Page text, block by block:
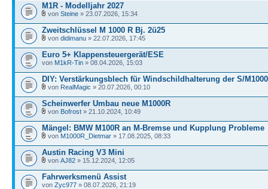
M1R - Modelljahr 2027
von Steine » 23.07.2026, 15:34
Zweitschlüssel M 1000 R Bj. 2ü25
von didimanu » 22.07.2026, 17:45
Euro 5+ Klappensteuergerät/ESE
von M1kR-Tin » 08.04.2026, 15:03
DIY: Verstärkungsblech für Windschildhalterung der S/
von RealMagic » 20.07.2026, 00:10
Scheinwerfer Umbau neue M1000R
von Bofrost » 21.10.2024, 10:49
Mängel: BMW M100R an M-Bremse und Kupplung Probleme
von M1000R_Dietmar » 17.08.2025, 08:33
Austin Racing V3 Mini
von AJ82 » 15.12.2024, 12:05
Fahrwerksmenü Assist
von Zyc977 » 08.07.2026, 21:19